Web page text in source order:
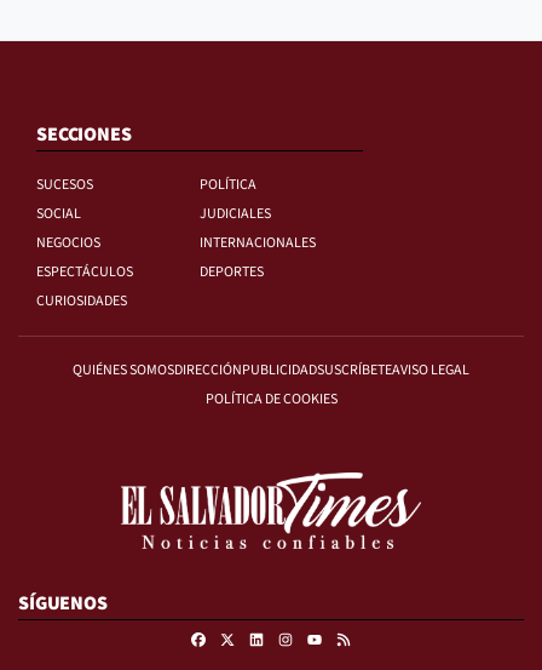
SECCIONES
SUCESOS
POLÍTICA
SOCIAL
JUDICIALES
NEGOCIOS
INTERNACIONALES
ESPECTÁCULOS
DEPORTES
CURIOSIDADES
QUIÉNES SOMOSDIRECCIÓNPUBLICIDADSUSCRÍBETEAVISO LEGAL
POLÍTICA DE COOKIES
SÍGUENOS
FacebookLinkedinInstagram